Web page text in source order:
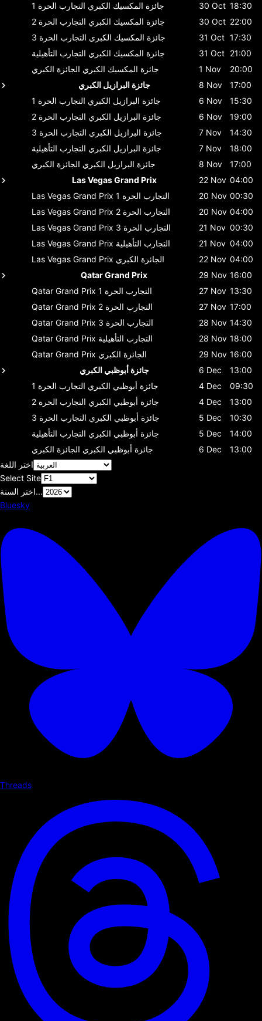
جائزة المكسيك الكبري التجارب الحرة 1 30 Oct 18:30
جائزة المكسيك الكبري التجارب الحرة 2 30 Oct 22:00
جائزة المكسيك الكبري التجارب الحرة 3 31 Oct 17:30
جائزة المكسيك الكبري التجارب التأهيلية 31 Oct 21:00
جائزة المكسيك الكبري الجائزة الكبري 1 Nov
20:00
جائزة البرازيل الكبري
8 Nov
17:00
جائزة البرازيل الكبري التجارب الحرة 1 6 Nov
15:30
جائزة البرازيل الكبري التجارب الحرة 2 6 Nov
19:00
جائزة البرازيل الكبري التجارب الحرة 3 7 Nov
14:30
جائزة البرازيل الكبري التجارب التأهيلية 7 Nov
18:00
جائزة البرازيل الكبري الجائزة الكبري 8 Nov
17:00
Las Vegas Grand Prix
22 Nov 04:00
Las Vegas Grand Prix
التجارب الحرة 1 20 Nov 00:30
Las Vegas Grand Prix
التجارب الحرة 2 20 Nov 04:00
Las Vegas Grand Prix
التجارب الحرة 3 21 Nov 00:30
Las Vegas Grand Prix التجارب التأهيلية 21 Nov 04:00
Las Vegas Grand Prix الجائزة الكبري 22 Nov 04:00
Qatar Grand Prix
29 Nov 16:00
Qatar Grand Prix
التجارب الحرة 1 27 Nov 13:30
Qatar Grand Prix
التجارب الحرة 2 27 Nov 17:00
Qatar Grand Prix
التجارب الحرة 3 28 Nov 14:30
Qatar Grand Prix التجارب التأهيلية 28 Nov 18:00
Qatar Grand Prix الجائزة الكبري 29 Nov 16:00
جائزة أبوظبي الكبري
6 Dec
13:00
جائزة أبوظبي الكبري التجارب الحرة 1 4 Dec
09:30
جائزة أبوظبي الكبري التجارب الحرة 2 4 Dec
13:00
جائزة أبوظبي الكبري التجارب الحرة 3 5 Dec
10:30
جائزة أبوظبي الكبري التجارب التأهيلية 5 Dec
14:00
جائزة أبوظبي الكبري الجائزة الكبري 6 Dec
13:00
اختر اللغة
Select Site
اختر السنة...
Bluesky
Threads